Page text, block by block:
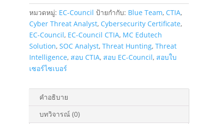
หมวดหมู่: EC-Council ป้ายกำกับ: Blue Team, CTIA,
Cyber Threat Analyst, Cybersecurity Certificate,
EC-Council, EC-Council CTIA, MC Edutech
Solution, SOC Analyst, Threat Hunting, Threat
Intelligence, สอบ CTIA, สอบ EC-Council, สอบใบ
เซอร์ไซเบอร์
คำอธิบาย
บทวิจารณ์ (0)